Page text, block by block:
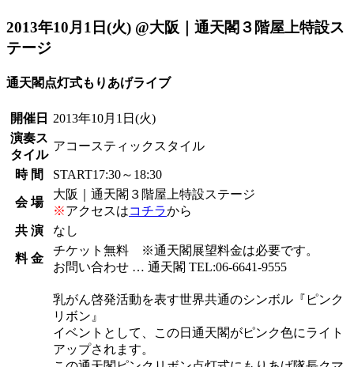
2013年10月1日(火) @大阪｜通天閣３階屋上特設ス
テージ
通天閣点灯式もりあげライブ
開催日 2013年10月1日 (火)
演奏ス
タイル
アコースティックスタイル
時 間 START17:30～18:30
会 場
大阪｜通天閣３階屋上特設ステージ
※アクセスはコチラから
共 演
なし
料 金
チケット無料 ※通天閣展望料金は必要です。
お問い合わせ … 通天閣 TEL:06-6641-9555
乳がん啓発活動を表す世界共通のシンボル『ピンク
リボン』
イベントとして、この日通天閣がピンク色にライト
アップされます。